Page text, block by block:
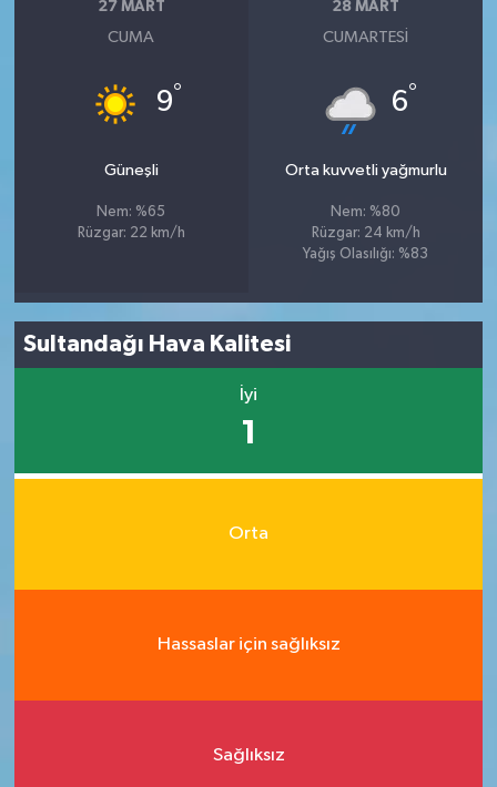
27 MART
CUMA
9°
Güneşli
Nem: %65
Rüzgar: 22 km/h
28 MART
CUMARTESI
6°
Orta kuvvetli yağmurlu
Nem: %80
Rüzgar: 24 km/h
Yağış Olasılığı: %83
Sultandağı Hava Kalitesi
İyi
1
Orta
Hassaslar için sağlıksız
Sağlıksız